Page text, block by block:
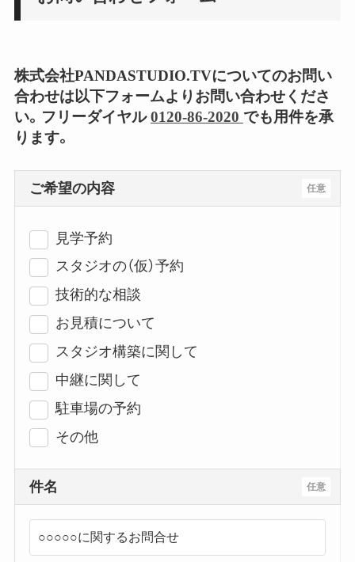
株式会社PANDASTUDIO.TVについてのお問い
合わせは以下フォームよりお問い合わせくださ
い。フリーダイヤル0120-86-2020 でも用件を承
ります。
任意
ご希望の内容
見学予約
スタジオの（仮）予約
技術的な相談
お見積について
スタジオ構築に関して
中継に関して
駐車場の予約
その他
任意
件名